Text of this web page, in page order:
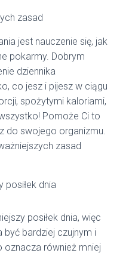
zasad
jest nauczenie się, jak
pokarmy. Dobrym
dziennika
co jesz i pijesz w ciągu
spożytymi kaloriami,
Pomoże Ci to
do swojego organizmu.
zasad
posiłek dnia
posiłek dnia, więc
być bardziej czujnym i
oznacza również mniej